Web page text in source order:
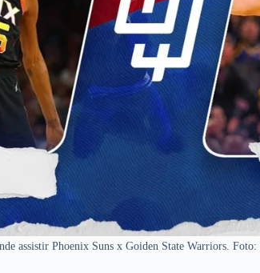
assistir Phoenix Suns x Goiden State Warriors.